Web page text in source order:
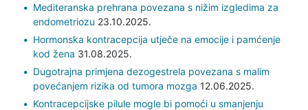
Mediteranska prehrana povezana s nižim izgledima za
endometriozu 23.10.2025.
Hormonska kontracepcija utječe na emocije i pamćenje
kod žena 31.08.2025.
Dugotrajna primjena dezogestrela povezana s malim
povećanjem rizika od tumora mozga 12.06.2025.
Kontracepcijske pilule mogle bi pomoći u smanjenju